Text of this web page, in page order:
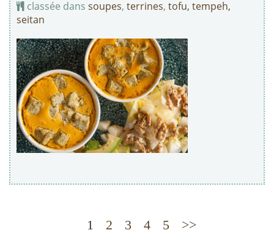
classée dans soupes, terrines, tofu, tempeh,
seitan
1 2 3 4 5 >>